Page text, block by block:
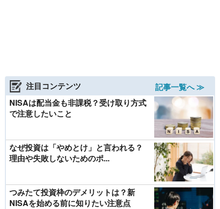
注目コンテンツ
記事一覧へ ≫
NISAは配当金も非課税？受け取り方式
で注意したいこと
なぜ投資は「やめとけ」と言われる？
理由や失敗しないためのポ...
つみたて投資枠のデメリットは？新
NISAを始める前に知りたい注意点